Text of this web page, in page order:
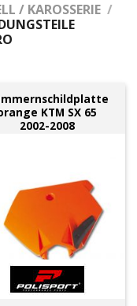
/ KAROSSERIE /
KTM SX 65
2002-2008